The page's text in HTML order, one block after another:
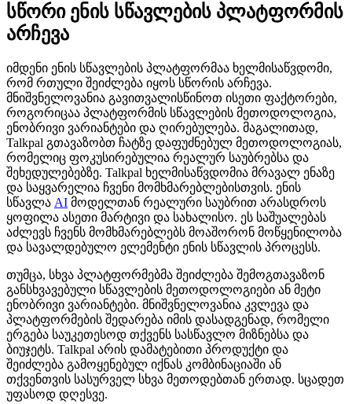
სწორი ენის სწავლების პლატფორმის
არჩევა
იმდენი ენის სწავლების პლატფორმაა ხელმისაწვდომი,
რომ რთული შეიძლება იყოს სწორის არჩევა.
მნიშვნელოვანია გავითვალისწინოთ ისეთი ფაქტორები,
როგორიცაა პლატფორმის სწავლების მეთოდოლოგია,
ენობრივი ვარიანტები და ღირებულება. მაგალითად,
Talkpal გთავაზობთ ჩატზე დაფუძნებულ მეთოდოლოგიას,
რომელიც ფოკუსირებულია რეალურ საუბრებსა და
შეხედულებებზე. Talkpal ხელმისაწვდომია მრავალ ენაზე
და საყვარელია ჩვენი მომხმარებლებისთვის. ენის
სწავლა AI მოდელთან რეალური საუბრით არასდროს
ყოფილა ასეთი მარტივი და სახალისო. ეს საშუალებას
აძლევს ჩვენს მომხმარებლებს მოაშორონ მოწყენილობა
და სავალდებულო ელემენტი ენის სწავლის პროცესს.
თუმცა, სხვა პლატფორმებმა შეიძლება შემოგთავაზონ
განსხვავებული სწავლების მეთოდოლოგიები ან მეტი
ენობრივი ვარიანტები. მნიშვნელოვანია კვლევა და
პლატფორმების შედარება იმის დასადგენად, რომელი
ერგება საუკეთესოდ თქვენს სასწავლო მიზნებსა და
ბიუჯეტს. Talkpal არის დამატებითი პროდუქტი და
შეიძლება გამოყენებულ იქნას კომბინაციაში ან
თქვენთვის სასურველ სხვა მეთოდებთან ერთად. სცადეთ
უფასოდ დღესვე.